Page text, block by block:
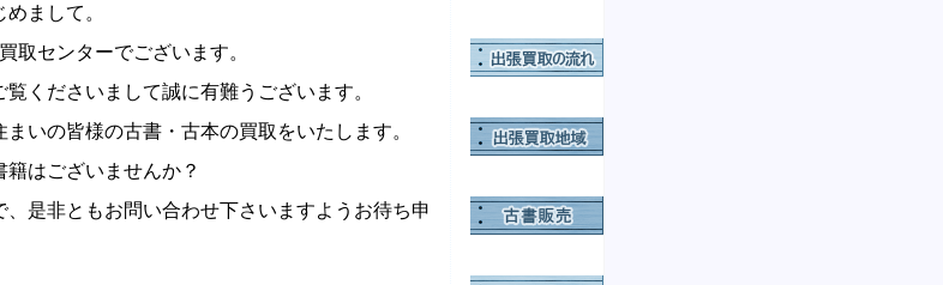
まして。
取センターでございます。
くださいまして誠に有難うございます。
いの皆様の古書・古本の買取をいたします。
はございませんか？
是非ともお問い合わせ下さいますようお待ち申